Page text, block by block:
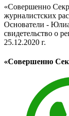
«Совершенно
журналистских
Основатели -
свидетельство о
25.12.2020 г.
«Совершенно